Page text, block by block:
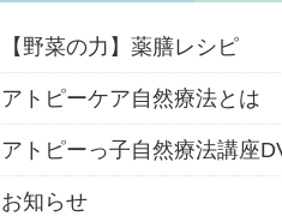
【野菜の力】薬膳レシピ
アトピーケア自然療法とは
アトピーっ子自然療法講座
お知らせ